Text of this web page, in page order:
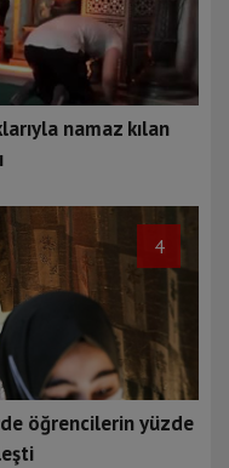
namaz kılan
4
öğrencilerin yüzde